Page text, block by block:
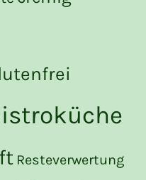
Resteverwertung